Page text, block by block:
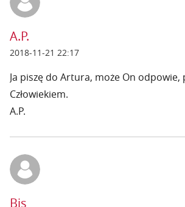
A.P.
2018-11-21 22:17
Ja piszę do Artura, może On odpowie,
Człowiekiem.
A.P.
Bis